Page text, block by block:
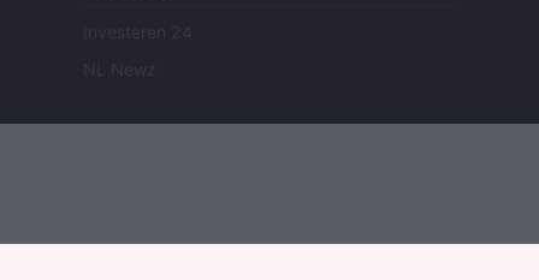
Investeren 24
NL Newz